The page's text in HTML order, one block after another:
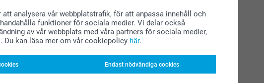
analysera vår webbplatstrafik, för att anpassa innehåll och
funktioner för sociala medier. Vi delar också
av vår webbplats med våra partners för sociala medier,
Du kan läsa mer om vår cookiepolicy här.
Endast nödvändiga cookies